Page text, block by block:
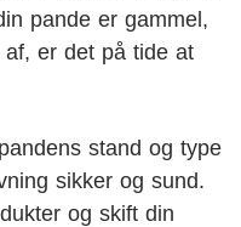
pande er gammel,
er det på tide at
stand og type
sikker og sund.
og skift din